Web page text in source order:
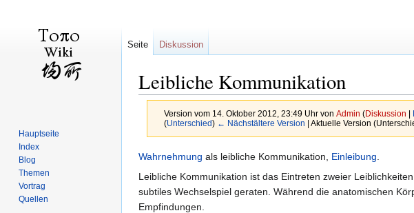
Leibliche Kommunikation
Version vom 14. Oktober 2012, 23:49 Uhr von Admin (Diskussion
(Unterschied) ← Nächstältere Version | Aktuelle Version
Zur
Navigation
springen
Zur
Suche
springen
Wahrnehmung als leibliche Kommunikation, Einleibung
Leibliche Kommunikation ist das Eintreten zweier
subtiles Wechselspiel geraten. Während die anatomischen
Empfindungen.
Seite Diskussion
Hauptseite
Index
Blog
Themen
Vortrag
Quellen